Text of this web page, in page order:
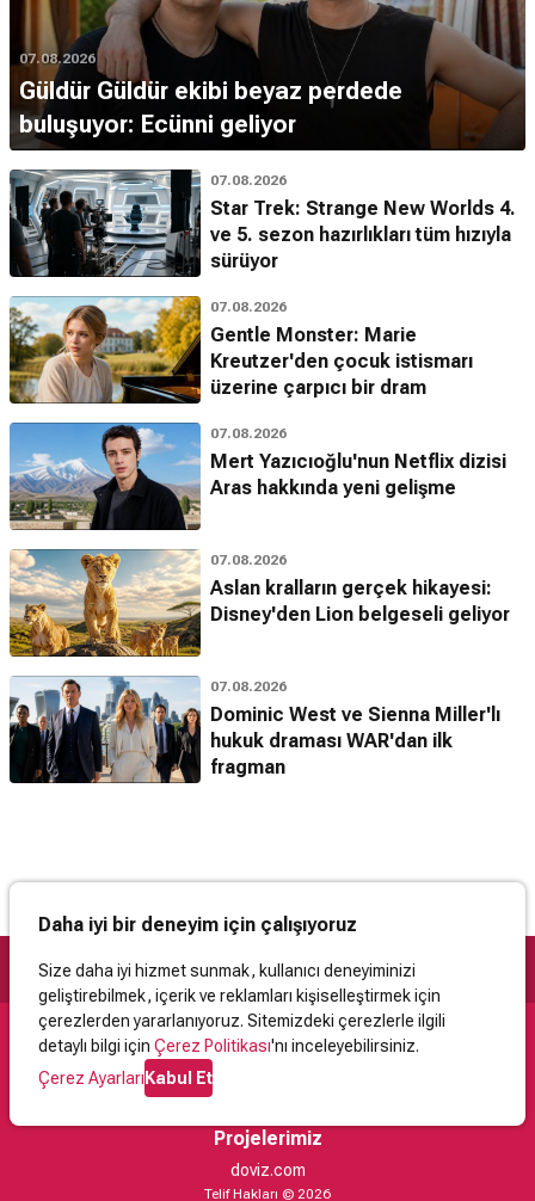
07.08.2026
Güldür Güldür ekibi beyaz perdede
buluşuyor: Ecünni geliyor
07.08.2026
Star Trek: Strange New Worlds 4.
ve 5. sezon hazırlıkları tüm hızıyla
sürüyor
07.08.2026
Gentle Monster: Marie
Kreutzer'den çocuk istismarı
üzerine çarpıcı bir dram
07.08.2026
Mert Yazıcıoğlu'nun Netflix dizisi
Aras hakkında yeni gelişme
07.08.2026
Aslan kralların gerçek hikayesi:
Disney'den Lion belgeseli geliyor
07.08.2026
Dominic West ve Sienna Miller'lı
hukuk draması WAR'dan ilk
fragman
Daha iyi bir deneyim için çalışıyoruz
Size daha iyi hizmet sunmak, kullanıcı deneyiminizi
geliştirebilmek, içerik ve reklamları kişiselleştirmek için
çerezlerden yararlanıyoruz. Sitemizdeki çerezlerle ilgili
detaylı bilgi için Çerez Politikası'nı inceleyebilirsiniz.
Çerez AyarlarıKabul Et
Destek
İletişimYardımKullanıcı Sözleşmesi
Projelerimiz
doviz.com
Telif Hakları © 2026